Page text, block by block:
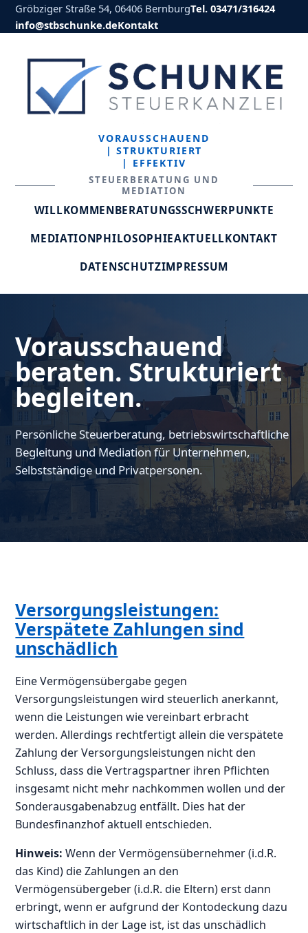
Gröbziger Straße 54, 06406 BernburgTel. 03471/316424
info@stbschunke.deKontakt
VORAUSSCHAUEND
| STRUKTURIERT
| EFFEKTIV
STEUERBERATUNG UND
MEDIATION
WILLKOMMENBERATUNGSSCHWERPUNKTE
MEDIATIONPHILOSOPHIEAKTUELLKONTAKT
DATENSCHUTZIMPRESSUM
Vorausschauend
beraten. Strukturiert
begleiten.
Persönliche Steuerberatung, betriebswirtschaftliche
Begleitung und Mediation für Unternehmen,
Selbstständige und Privatpersonen.
Versorgungsleistungen:
Verspätete Zahlungen sind
unschädlich
Eine Vermögensübergabe gegen
Versorgungsleistungen wird steuerlich anerkannt,
wenn die Leistungen wie vereinbart erbracht
werden. Allerdings rechtfertigt allein die verspätete
Zahlung der Versorgungsleistungen nicht den
Schluss, dass die Vertragspartner ihren Pflichten
insgesamt nicht mehr nachkommen wollen und der
Sonderausgabenabzug entfällt. Dies hat der
Bundesfinanzhof aktuell entschieden.
Hinweis:Wenn der Vermögensübernehmer (i.d.R.
das Kind) die Zahlungen an den
Vermögensübergeber (i.d.R. die Eltern) erst dann
erbringt, wenn er aufgrund der Kontodeckung dazu
wirtschaftlich in der Lage ist, ist das unschädlich